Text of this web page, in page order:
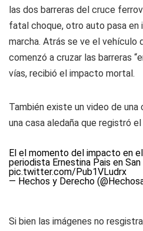
las dos barreras del cruce
fatal choque, otro auto pasa en
marcha. Atrás se ve el vehículo
comenzó a cruzar las barreras
vías, recibió el impacto mortal.
También existe un video de una
una casa aledaña que registró
El el momento del impacto en
periodista Ernestina Pais en San
pic.twitter.com/Pub1VLudrx
— Hechos y Derecho
Si bien las imágenes no